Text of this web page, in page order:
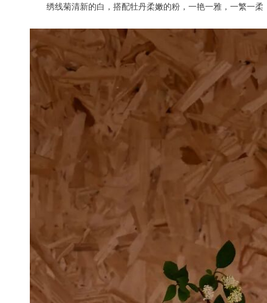
绣线菊清新的白，搭配牡丹柔嫩的粉，一艳一雅，一繁一柔